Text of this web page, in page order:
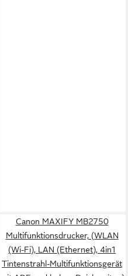
Canon MAXIFY MB2750
Multifunktionsdrucker, (WLAN
(Wi-Fi), LAN (Ethernet), 4in1
Tintenstrahl-Multifunktionsgerät